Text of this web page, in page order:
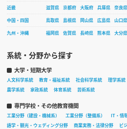
近畿
滋賀県 京都府 大阪府 兵庫県 奈良県
中国・四国
鳥取県 島根県 岡山県 広島県 山口県
九州・沖縄
福岡県 佐賀県 長崎県 熊本県 大分県
系統・分野から探す
大学・短期大学
人文科学系統 教育・福祉系統 社会科学系統 理学系統
農学系統
家政系統 体育系統 芸術系統
専門学校・その他教育機関
工業分野（建設・機械系） 工業分野（整備系） IT・情
語学・観光・ウェディング分野
商業実務・法律分野 ビ